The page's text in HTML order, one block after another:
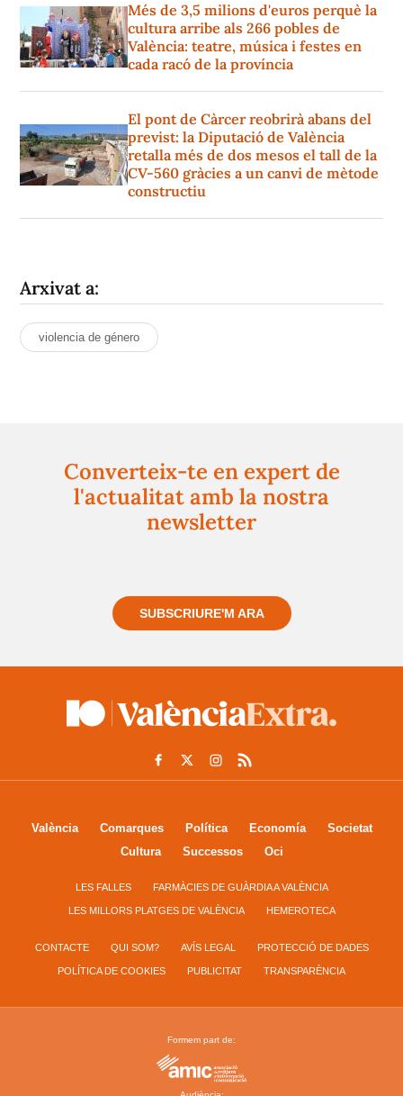
Més de 3,5 milions d'euros perquè la
cultura arribe als 266 pobles de
València: teatre, música i festes en
cada racó de la província
El pont de Càrcer reobrirà abans del
previst: la Diputació de València
retalla més de dos mesos el tall de la
CV-560 gràcies a un canvi de mètode
constructiu
Arxivat a:
violencia de género
Converteix-te en expert de
l'actualitat amb la nostra
newsletter
SUBSCRIURE'M ARA
València Comarques Política Economía
Societat
Cultura
Successos Oci
LES FALLES FARMÀCIES DE GUÀRDIA A VALÈNCIA
LES MILLORS PLATGES DE VALÈNCIA HEMEROTECA
CONTACTE QUI SOM? AVÍS LEGAL PROTECCIÓ DE DADES
POLÍTICA DE COOKIES PUBLICITAT TRANSPARÈNCIA
Formem part de: